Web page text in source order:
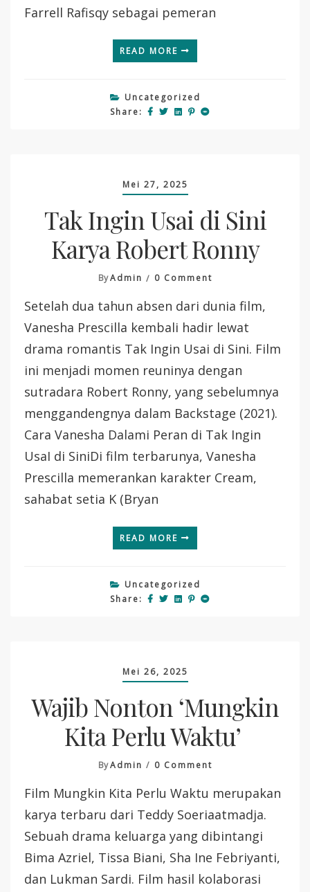
Farrell Rafisqy sebagai pemeran
READ MORE
Uncategorized
Share:
Mei 27, 2025
Tak Ingin Usai di Sini
Karya Robert Ronny
ByAdmin 0 CommentOn
Ingin
Usai
Di
Sini
Robert
Ronny
Setelah dua tahun absen dari dunia film,
Vanesha Prescilla kembali hadir lewat
drama romantis Tak Ingin Usai di Sini. Film
ini menjadi momen reuninya dengan
sutradara Robert Ronny, yang sebelumnya
menggandengnya dalam Backstage (2021).
Cara Vanesha Dalami Peran di Tak Ingin
UsaI di SiniDi film terbarunya, Vanesha
Prescilla memerankan karakter Cream,
sahabat setia K (Bryan
READ MORE
Uncategorized
Share:
Mei 26, 2025
Wajib Nonton ‘Mungkin
Kita Perlu Waktu’
ByAdmin 0 CommentOn
Nonton
‘Mungkin
Kita
Perlu
Waktu’
Film Mungkin Kita Perlu Waktu merupakan
karya terbaru dari Teddy Soeriaatmadja.
Sebuah drama keluarga yang dibintangi
Bima Azriel, Tissa Biani, Sha Ine Febriyanti,
dan Lukman Sardi. Film hasil kolaborasi